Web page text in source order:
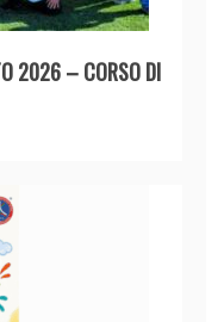
2026 – CORSO DI